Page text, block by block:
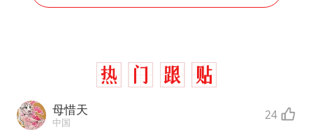
母惜天
中国 24